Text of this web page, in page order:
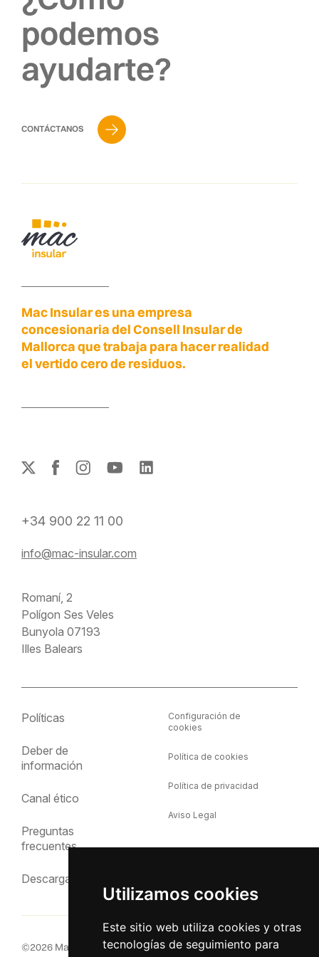
Utilizamos cookies
Este sitio web utiliza cookies y otras
tecnologías de seguimiento para
podemos
ayudarte?
CONTÁCTANOS
Mac Insular es una empresa
concesionaria del Consell Insular de
Mallorca que trabaja para hacer realidad
el vertido cero de residuos.
+34 900 22 11 00
info@mac-insular.com
Romaní, 2
Polígon Ses Veles
Bunyola 07193
Illes Balears
Políticas
Deber de
información
Canal ético
Preguntas
frecuentes
Descargas
Configuración de
cookies
Política de cookies
Política de privacidad
Aviso Legal
©2026 MacInsular.Derechos reservados.